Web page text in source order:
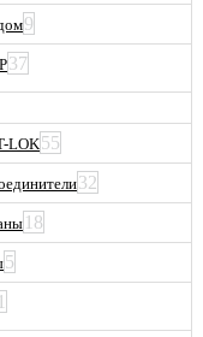
9
37
LOK55
32
18
5
1